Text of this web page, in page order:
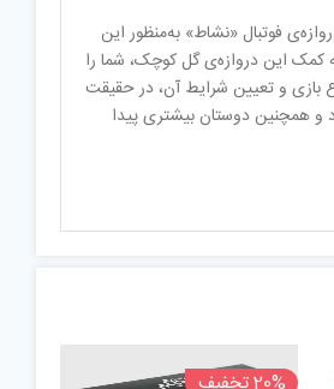
فوتبال «نشاط» به‌منظور این
کمک این دروازه‌ی گل کوچک، شما را
بازی و تعیین شرایط آن، در حقیقت
و همچنین دوستان بیشتری پیدا
20% تخفیف